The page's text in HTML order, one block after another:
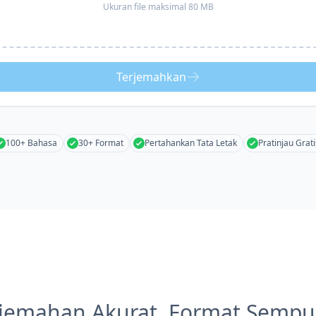
Ukuran file maksimal 80 MB
Terjemahkan
100+ Bahasa 30+ Format Pertahankan Tata Letak Pratinjau